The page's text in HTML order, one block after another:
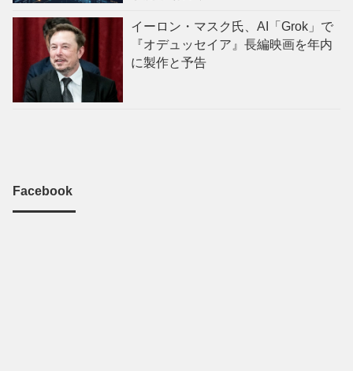
イーロン・マスク氏、AI「Grok」で
『オデュッセイア』長編映画を年内
に製作と予告
Facebook